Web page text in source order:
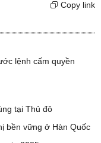
Copy link
lệnh cấm quyền
tại Thủ đô
bền vững ở Hàn Quốc